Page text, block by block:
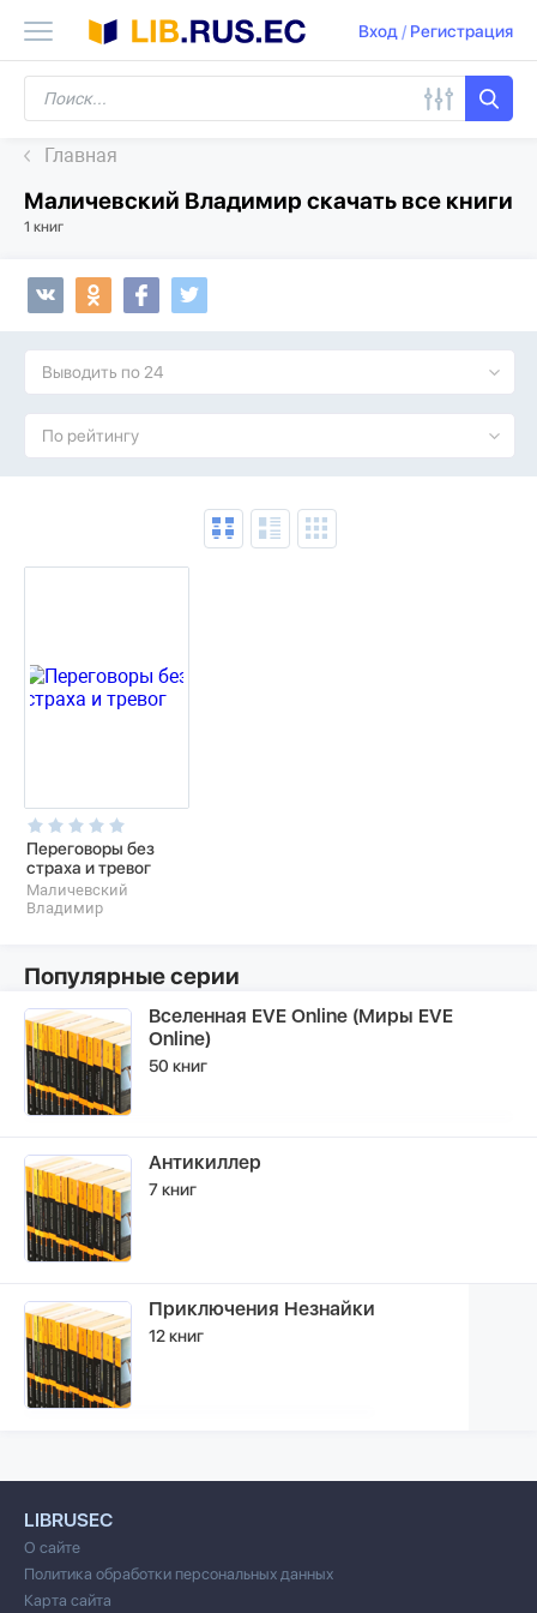
Вход/ Регистрация
Главная
Маличевский Владимир скачать все книги
1 книг
Выводить по 24
По рейтингу
Переговоры без
страха и тревог
Маличевский
Владимир
Популярные серии
Вселенная EVE Online (Миры EVE
Online)
50 книг
Антикиллер
7 книг
Приключения Незнайки
12 книг
LIBRUSEC
О сайте
Политика обработки персональных данных
Карта сайта